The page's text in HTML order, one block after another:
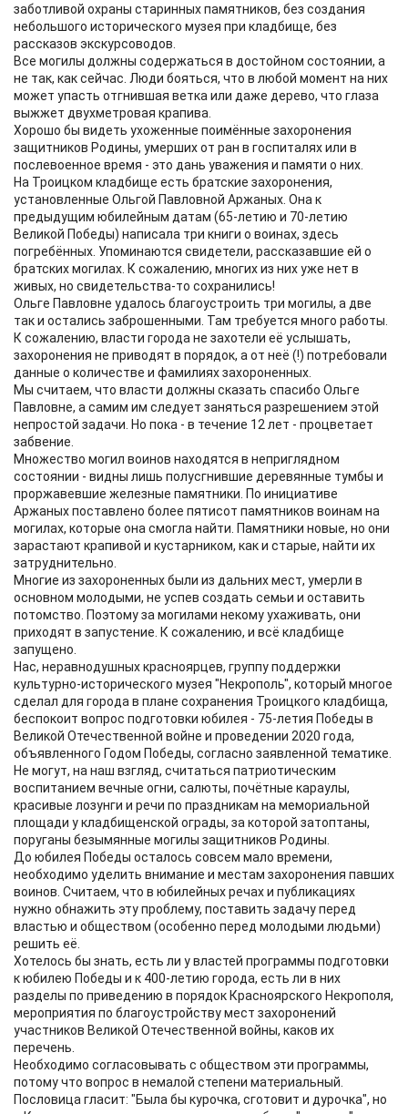
заботливой охраны старинных памятников, без создания
небольшого исторического музея при кладбище, без
рассказов экскурсоводов.
Все могилы должны содержаться в достойном состоянии, а
не так, как сейчас. Люди бояться, что в любой момент на них
может упасть отгнившая ветка или даже дерево, что глаза
выжжет двухметровая крапива.
Хорошо бы видеть ухоженные поимённые захоронения
защитников Родины, умерших от ран в госпиталях или в
послевоенное время - это дань уважения и памяти о них.
На Троицком кладбище есть братские захоронения,
установленные Ольгой Павловной Аржаных. Она к
предыдущим юбилейным датам (65-летию и 70-летию
Великой Победы) написала три книги о воинах, здесь
погребённых. Упоминаются свидетели, рассказавшие ей о
братских могилах. К сожалению, многих из них уже нет в
живых, но свидетельства-то сохранились!
Ольге Павловне удалось благоустроить три могилы, а две
так и остались заброшенными. Там требуется много работы.
К сожалению, власти города не захотели её услышать,
захоронения не приводят в порядок, а от неё (!) потребовали
данные о количестве и фамилиях захороненных.
Мы считаем, что власти должны сказать спасибо Ольге
Павловне, а самим им следует заняться разрешением этой
непростой задачи. Но пока - в течение 12 лет - процветает
забвение.
Множество могил воинов находятся в неприглядном
состоянии - видны лишь полусгнившие деревянные тумбы и
проржавевшие железные памятники. По инициативе
Аржаных поставлено более пятисот памятников воинам на
могилах, которые она смогла найти. Памятники новые, но они
зарастают крапивой и кустарником, как и старые, найти их
затруднительно.
Многие из захороненных были из дальних мест, умерли в
основном молодыми, не успев создать семьи и оставить
потомство. Поэтому за могилами некому ухаживать, они
приходят в запустение. К сожалению, и всё кладбище
запущено.
Нас, неравнодушных красноярцев, группу поддержки
культурно-исторического музея "Некрополь", который многое
сделал для города в плане сохранения Троицкого кладбища,
беспокоит вопрос подготовки юбилея - 75-летия Победы в
Великой Отечественной войне и проведении 2020 года,
объявленного Годом Победы, согласно заявленной тематике.
Не могут, на наш взгляд, считаться патриотическим
воспитанием вечные огни, салюты, почётные караулы,
красивые лозунги и речи по праздникам на мемориальной
площади у кладбищенской ограды, за которой затоптаны,
поруганы безымянные могилы защитников Родины.
До юбилея Победы осталось совсем мало времени,
необходимо уделить внимание и местам захоронения павших
воинов. Считаем, что в юбилейных речах и публикациях
нужно обнажить эту проблему, поставить задачу перед
властью и обществом (особенно перед молодыми людьми)
решить её.
Хотелось бы знать, есть ли у властей программы подготовки
к юбилею Победы и к 400-летию города, есть ли в них
разделы по приведению в порядок Красноярского Некрополя,
мероприятия по благоустройству мест захоронений
участников Великой Отечественной войны, каков их
перечень.
Необходимо согласовывать с обществом эти программы,
потому что вопрос в немалой степени материальный.
Пословица гласит: "Была бы курочка, сготовит и дурочка", но